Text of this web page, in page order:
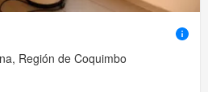
Región de Coquimbo